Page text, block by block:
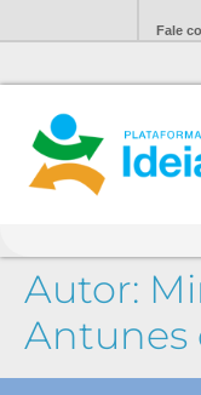
Fale
Autor:
Antunes